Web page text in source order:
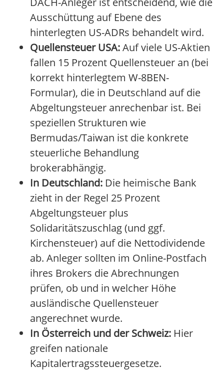
Ausschüttung auf Ebene des
hinterlegten US-ADRs behandelt wird.
Quellensteuer USA:Auf viele US-Aktien
fallen 15 Prozent Quellensteuer an (bei
korrekt hinterlegtem W-8BEN-
Formular), die in Deutschland auf die
Abgeltungsteuer anrechenbar ist. Bei
speziellen Strukturen wie
Bermudas/Taiwan ist die konkrete
steuerliche Behandlung
brokerabhängig.
In Deutschland: Die heimische Bank
zieht in der Regel 25 Prozent
Abgeltungsteuer plus
Solidaritätszuschlag (und ggf.
Kirchensteuer) auf die Nettodividende
ab. Anleger sollten im Online-Postfach
ihres Brokers die Abrechnungen
prüfen, ob und in welcher Höhe
ausländische Quellensteuer
angerechnet wurde.
In Österreich und der Schweiz: Hier
greifen nationale
Kapitalertragssteuergesetze.